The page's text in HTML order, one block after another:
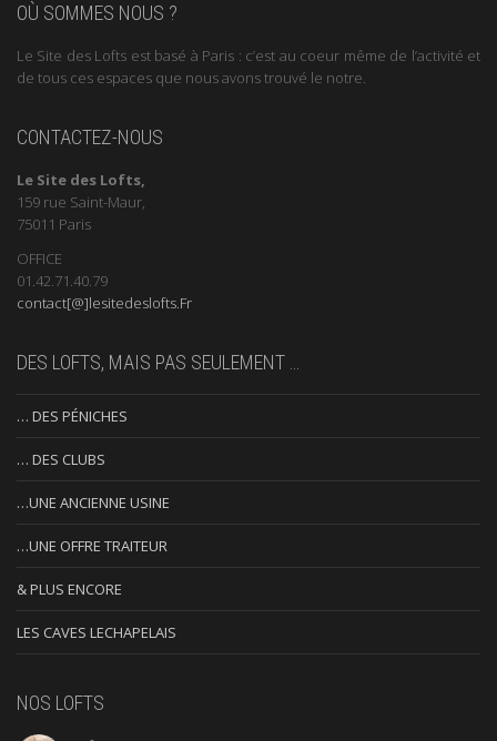
OÙ SOMMES NOUS ?
Le Site des Lofts est basé à Paris : c’est au coeur même de l’activité et
de tous ces espaces que nous avons trouvé le notre.
CONTACTEZ-NOUS
Le Site des Lofts,
159 rue Saint-Maur,
75011 Paris
OFFICE
01.42.71.40.79
contact[@]lesitedeslofts.Fr
DES LOFTS, MAIS PAS SEULEMENT …
… DES PÉNICHES
… DES CLUBS
…UNE ANCIENNE USINE
…UNE OFFRE TRAITEUR
& PLUS ENCORE
LES CAVES LECHAPELAIS
NOS LOFTS